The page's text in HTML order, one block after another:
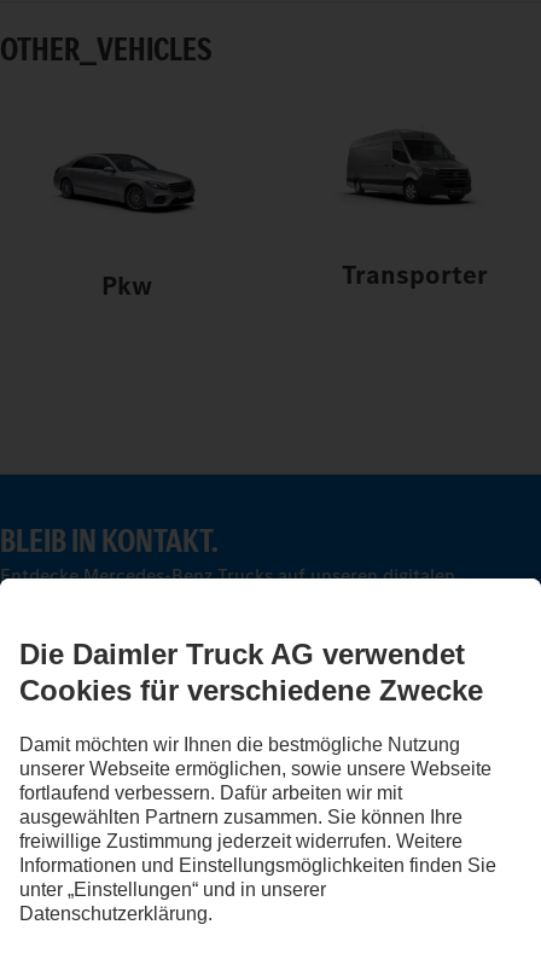
OTHER_VEHICLES
Pkw Transporter
BLEIB IN KONTAKT.
Entdecke Mercedes-Benz Trucks auf unseren digitalen
FOLLOW THE ROADSTARS.
Tausche jetzt Erfahrungen mit anderen Truckerinnen und
Truckern aus.